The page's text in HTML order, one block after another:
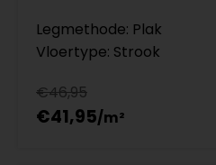
Legmethode: Plak
Vloertype: Strook
€46,95
€41,95